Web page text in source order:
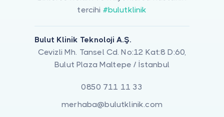
tercihi #bulutklinik
Bulut Klinik Teknoloji A.Ş.
Cevizli Mh. Tansel Cd. No:12 Kat:8 D:60,
Bulut Plaza Maltepe / İstanbul
0850 711 11 33
merhaba@bulutklinik.com